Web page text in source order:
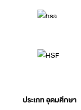
ประเภท อุดมศึกษา